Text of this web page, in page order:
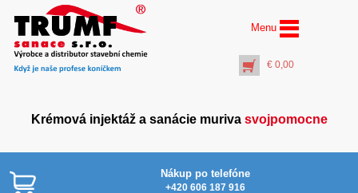
Menu
€ 0,00
Krémová injektáž a sanácie muriva svojpomocne
Nákup po telefóne
+420 606 187 916